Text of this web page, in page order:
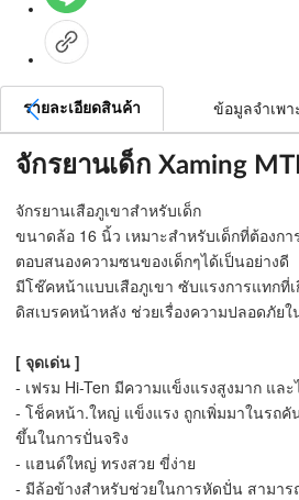
รายละเอียดสินค้า ข้อมูลจำเพา
จักรยานเด็ก Xaming
จักรยานเสือภูเขาสำหรับเด็ก
ขนาดล้อ 16 นิ้ว เหมาะสำหรับเด็กที่ต้องก
ตอบสนองความซนของเด็กๆได้เป็นอย่างดี
มีโช๊คหน้าแบบเสือภูเขา ซับแรงการแทกที่
ดิสเบรคหน้าหลัง ช่วยเรื่องความปลอดภัยใ
[ จุดเด่น ]
- เฟรม Hi-Ten มีความแข็งแรงสูงมาก แล
- โช็คหน้า.ใหญ่ แข็งแรง ถูกเพิ่มมาในรถ
ขึ้นในการปั่นจริง
- แฮนด์ใหญ่ ทรงสวย ขี่ง่าย
- มีล้อข้างสำหรับช่วยในการหัดปั่น สามา